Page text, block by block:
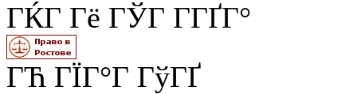
ГЌГ Гё ГЎГ Г­ГҐГ°
ГЋ ГЇГ°Г ГўГҐ